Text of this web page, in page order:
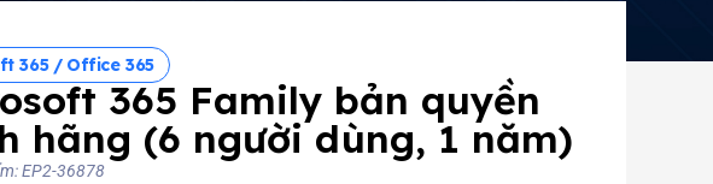
365 / Office 365
365 Family bản quyền
hãng (6 người dùng, 1 năm)
EP2-36878